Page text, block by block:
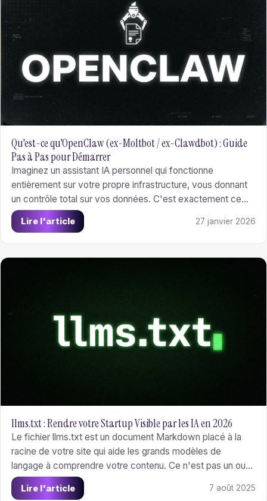
Qu'est-ce qu'OpenClaw (ex-Moltbot / ex-Clawdbot) : Guide
Pas à Pas pour Démarrer
Imaginez un assistant IA personnel qui fonctionne
entièrement sur votre propre infrastructure, vous donnant
un contrôle total sur vos données. C'est exactement ce
qu'OpenClaw vous propose - un assistant IA open-source
(connu dans la presse sous le nom Moltbot, à l'origine
Clawdbot) qui a explosé en popularité fin 2025.
Lire l'article 27 janvier 2026
llms.txt : Rendre votre Startup Visible par les IA en 2026
Le fichier llms.txt est un document Markdown placé à la
racine de votre site qui aide les grands modèles de
langage à comprendre votre contenu. Ce n'est pas un outil
de blocage comme robots.txt. C'est un guide de lecture
pour les IA.
Lire l'article 7 août 2025